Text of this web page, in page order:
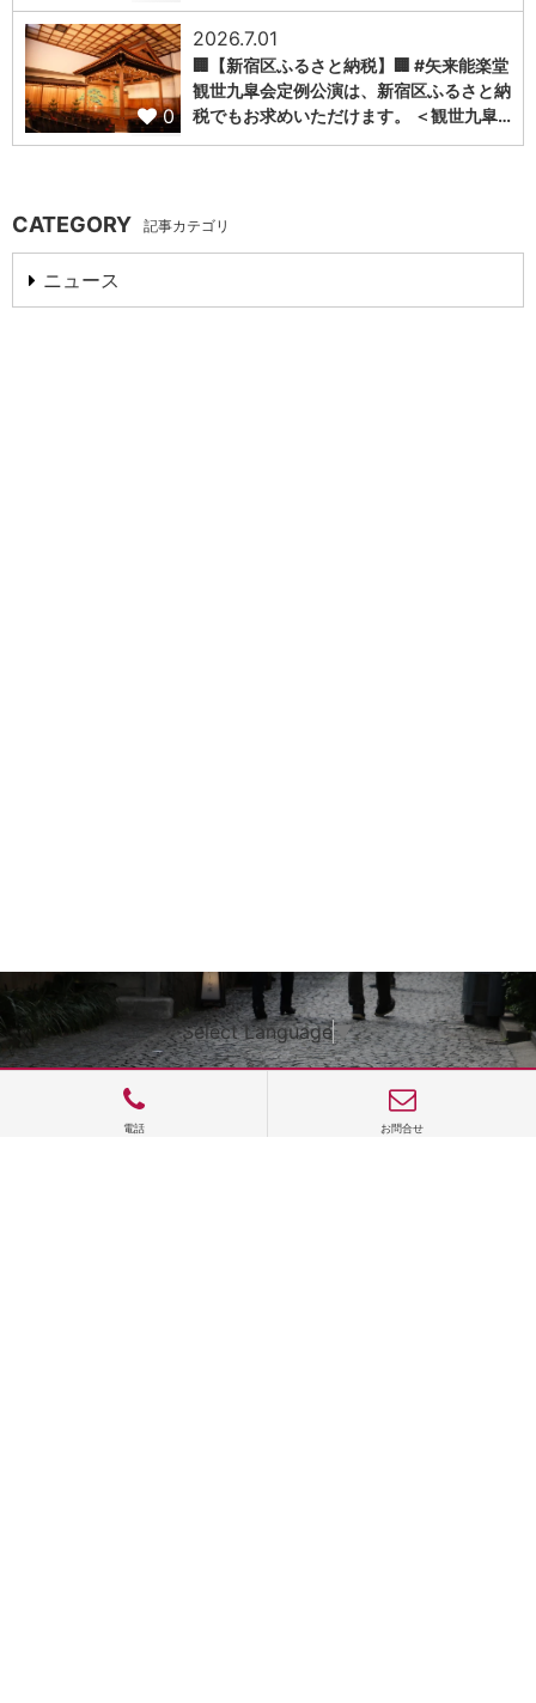
0
2026.7.01
🏢【新宿区ふるさと納税】🏢 #矢来能楽堂
観世九皐会定例公演は、新宿区ふるさと納
税でもお求めいただけます。 ＜観世九皐…
CATEGORY 記事カテゴリ
ニュース
Select Language▼
電話 お問合せ